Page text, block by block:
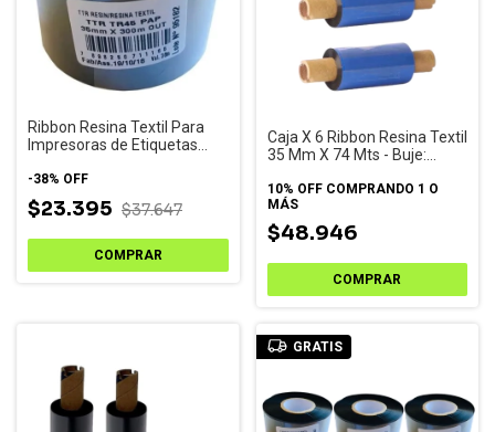
Ribbon Resina Textil Para
Impresoras de Etiquetas
-38% OFF
$23.395 $37.647
Caja X 6 Ribbon Resina Textil
35 Mm X 74 Mts - Buje:
10% OFF COMPRANDO 1 O
MÁS
$48.946
GRATIS